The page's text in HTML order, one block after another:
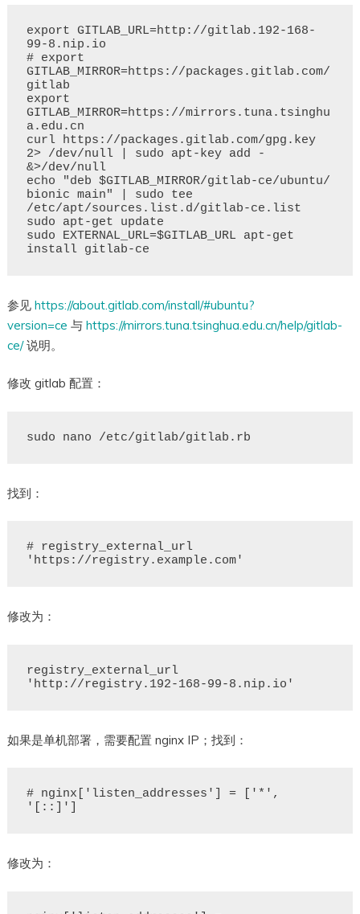
export GITLAB_URL=http://gitlab.192-168-
99-8.nip.io
# export
GITLAB_MIRROR=https://packages.gitlab.com/
gitlab
export
GITLAB_MIRROR=https://mirrors.tuna.tsinghu
a.edu.cn
curl https://packages.gitlab.com/gpg.key
2> /dev/null | sudo apt-key add -
&>/dev/null
echo "deb $GITLAB_MIRROR/gitlab-ce/ubuntu/
bionic main" | sudo tee
/etc/apt/sources.list.d/gitlab-ce.list
sudo apt-get update
sudo EXTERNAL_URL=$GITLAB_URL apt-get
参见 https://about.gitlab.com/install/#ubuntu?
version=ce 与 https://mirrors.tuna.tsinghua.edu.cn/help/gitlab-
ce/说明。
修改 gitlab 配置：
找到：
# registry_external_url
修改为：
registry_external_url
如果是单机部署，需要配置 nginx IP；找到：
# nginx['listen_addresses'] = ['*',
修改为：